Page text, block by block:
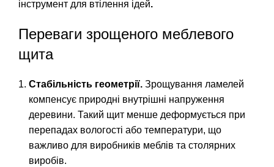
інструмент для втілення ідей.
Переваги зрощеного меблевого
щита
Стабільність геометрії. Зрощування ламелей
компенсує природні внутрішні напруження
деревини. Такий щит менше деформується при
перепадах вологості або температури, що
важливо для виробників меблів та столярних
виробів.